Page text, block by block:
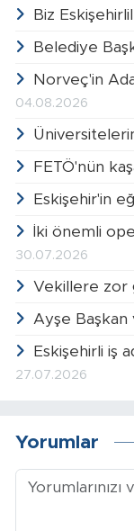
Biz
Belediye
Norveç'in
04.08.2026
FETÖ'nün
Eskişehir'in
İki önemli
30.07.2026
Vekillere zor
Ayşe
Eskişehirli iş
27.07.2026
Yorumlar